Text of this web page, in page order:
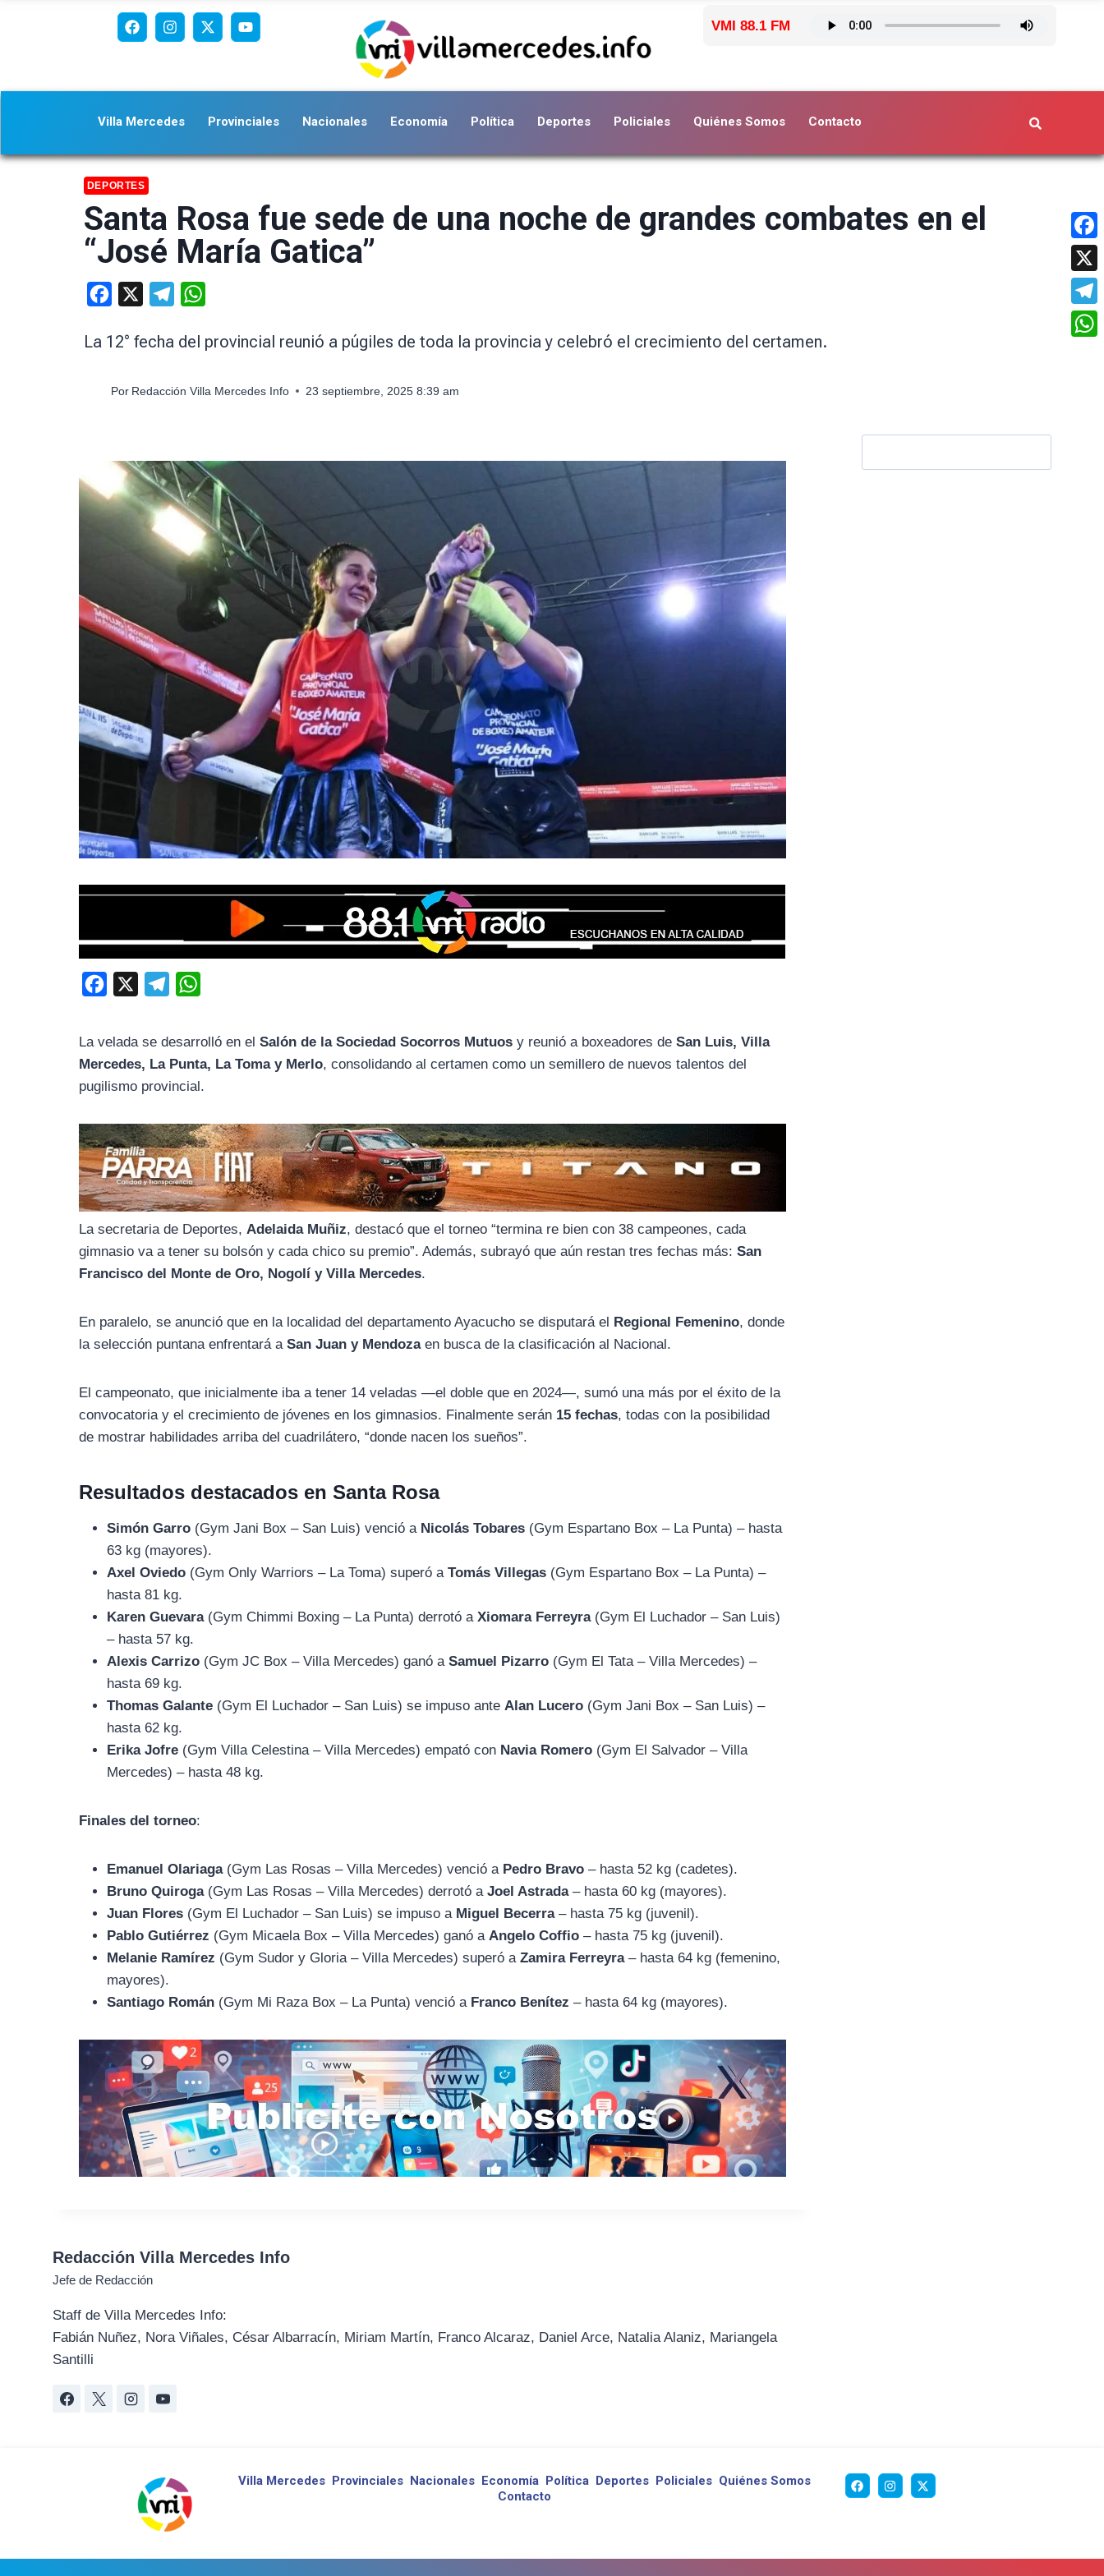
VMI 88.1 FM
Villa Mercedes Provinciales Nacionales Economía Política Deportes Policiales Quiénes Somos Contacto
DEPORTES
Santa Rosa fue sede de una noche de grandes combates en el
“José María Gatica”
Facebook Telegram
La 12° fecha del provincial reunió a púgiles de toda la provincia y celebró el crecimiento del certamen.
Por Redacción Villa Mercedes Info 23 septiembre, 2025 8:39 am
b
o
k
e
g
a
m
p
p
La velada se desarrolló en elSalón de la Sociedad Socorros Mutuos y reunió a boxeadores deSan Luis, Villa
Mercedes, La Punta, La Toma y Merlo, consolidando al certamen como un semillero de nuevos talentos del
pugilismo provincial.
La secretaria de Deportes, Adelaida Muñiz, destacó que el torneo “termina re bien con 38 campeones, cada
gimnasio va a tener su bolsón y cada chico su premio”. Además, subrayó que aún restan tres fechas más:San
Francisco del Monte de Oro, Nogolí y Villa Mercedes.
En paralelo, se anunció que en la localidad del departamento Ayacucho se disputará el Regional Femenino, donde
la selección puntana enfrentará aSan Juan y Mendozaen busca de la clasificación al Nacional.
El campeonato, que inicialmente iba a tener 14 veladas —el doble que en 2024—, sumó una más por el éxito de la
convocatoria y el crecimiento de jóvenes en los gimnasios. Finalmente serán 15 fechas, todas con la posibilidad
de mostrar habilidades arriba del cuadrilátero, “donde nacen los sueños”.
Resultados destacados en Santa Rosa
Simón Garro (Gym Jani Box – San Luis) venció a Nicolás Tobares (Gym Espartano Box – La Punta) – hasta
63 kg (mayores).
Axel Oviedo (Gym Only Warriors – La Toma) superó aTomás Villegas (Gym Espartano Box – La Punta) –
hasta 81 kg.
Karen Guevara(Gym Chimmi Boxing – La Punta) derrotó aXiomara Ferreyra(Gym El Luchador – San Luis)
– hasta 57 kg.
Alexis Carrizo (Gym JC Box – Villa Mercedes) ganó aSamuel Pizarro (Gym El Tata – Villa Mercedes) –
hasta 69 kg.
Thomas Galante (Gym El Luchador – San Luis) se impuso ante Alan Lucero (Gym Jani Box – San Luis) –
hasta 62 kg.
Erika Jofre (Gym Villa Celestina – Villa Mercedes) empató con Navia Romero (Gym El Salvador – Villa
Mercedes) – hasta 48 kg.
Finales del torneo:
Emanuel Olariaga(Gym Las Rosas – Villa Mercedes) venció a Pedro Bravo – hasta 52 kg (cadetes).
Bruno Quiroga(Gym Las Rosas – Villa Mercedes) derrotó aJoel Astrada– hasta 60 kg (mayores).
Juan Flores (Gym El Luchador – San Luis) se impuso a Miguel Becerra– hasta 75 kg (juvenil).
Pablo Gutiérrez (Gym Micaela Box – Villa Mercedes) ganó a Angelo Coffio – hasta 75 kg (juvenil).
Melanie Ramírez (Gym Sudor y Gloria – Villa Mercedes) superó aZamira Ferreyra– hasta 64 kg (femenino,
mayores).
Santiago Román (Gym Mi Raza Box – La Punta) venció a Franco Benítez – hasta 64 kg (mayores).
Redacción Villa Mercedes Info
Jefe de Redacción
Staff de Villa Mercedes Info:
Fabián Nuñez, Nora Viñales, César Albarracín, Miriam Martín, Franco Alcaraz, Daniel Arce, Natalia Alaniz, Mariangela
Santilli
Villa Mercedes Provinciales Nacionales Economía Política Deportes Policiales Quiénes Somos
Contacto
X